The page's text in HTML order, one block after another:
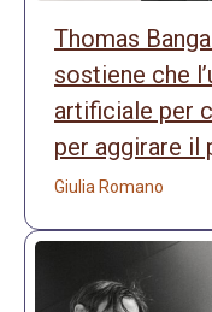
Thomas
sostiene che
artificiale per
per aggirare il
Giulia Romano